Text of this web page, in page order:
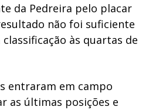
da Pedreira pelo placar
não foi suficiente
às quartas de
entraram em campo
as últimas posições e